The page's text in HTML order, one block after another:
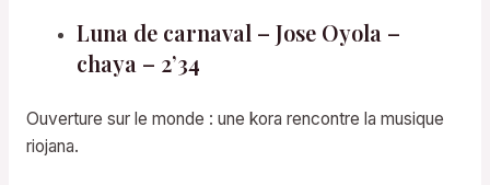
Luna de carnaval – Jose Oyola –
chaya – 2’34
Ouverture sur le monde : une kora rencontre la musique
riojana.